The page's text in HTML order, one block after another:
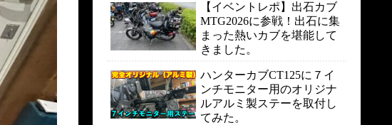
【イベントレポ】出石カブ
MTG2026に参戦！出石に集
まった熱いカブを堪能して
きました。
ハンターカブCT125に７イ
ンチモニター用のオリジナ
ルアルミ製ステーを取付し
てみた。